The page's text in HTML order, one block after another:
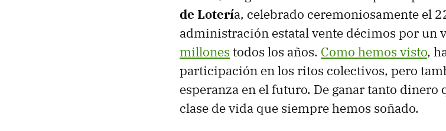
de Lotería, celebrado ceremoniosamente el
administración estatal vente décimos por un
millones todos los años. Como hemos visto,
participación en los ritos colectivos, pero
esperanza en el futuro. De ganar tanto
clase de vida que siempre hemos soñado.